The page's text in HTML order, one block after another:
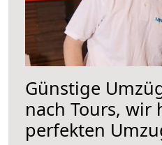
Günstige
nach Tours, wir
perfekten